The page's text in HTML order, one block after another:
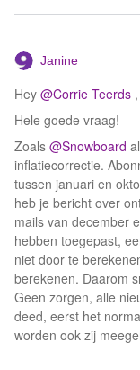
Janine
Hey @Corrie Teerds ,
Hele goede vraag!
Zoals @Snowboard
inflatiecorrectie.
tussen januari en
heb je bericht over
mails van december
hebben toegepast,
niet door te
berekenen. Daarom
Geen zorgen, alle
deed, eerst het
worden ook zij